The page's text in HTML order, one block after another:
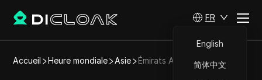
FR
English
简体中文
Accueil Heure mondiale Asie Émirats Arabes Unis